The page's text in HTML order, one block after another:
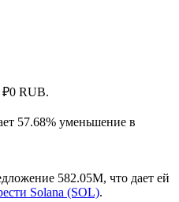
₽0 RUB.
57.68% уменьшение в
582.05M, что дает ей
Solana (SOL).